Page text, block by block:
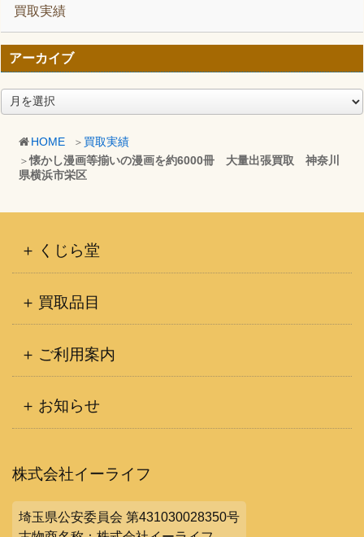
HOME
買取実績
懐かし漫画等揃いの漫画を約6000冊 大量出張買取 神奈川
県横浜市栄区
買取実績
アーカイブ
ア
ー
くじら堂
買取品目
ご利用案内
お知らせ
株式会社イーライフ
埼玉県公安委員会 第431030028350号